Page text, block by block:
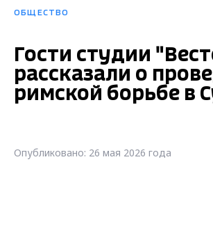
ОБЩЕСТВО
Гости студии
рассказали о
римской борьбе в
Опубликовано: 26 мая 2026 года